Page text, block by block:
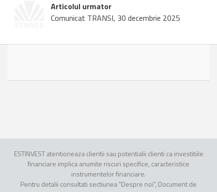
Articolul urmator
Comunicat TRANSI, 30 decembrie 2025
ESTINVEST atentioneaza clientii sau potentialii clienti ca investitiile
financiare implica anumite riscuri specifice, caracteristice
instrumentelor financiare.
Pentru detalii consultati sectiunea "Despre noi", Document de